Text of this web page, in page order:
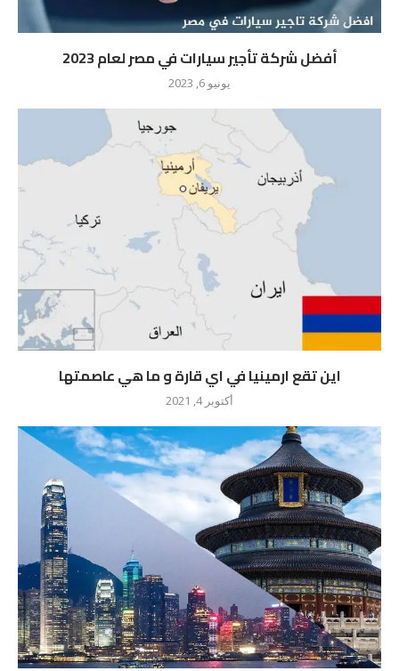
أفضل شركة تأجير سيارات في مصر لعام 2023
يونيو 6, 2023
اين تقع ارمينيا في اي قارة و ما هي عاصمتها
أكتوبر 4, 2021